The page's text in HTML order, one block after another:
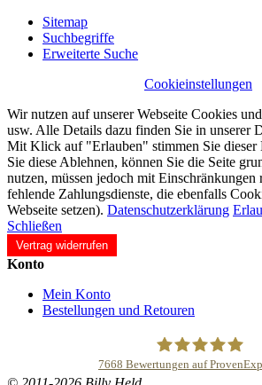
Sitemap
Suchbegriffe
Erweiterte Suche
Cookieinstellungen
Wir nutzen auf unserer Webseite Cookies
usw. Alle Details dazu finden Sie in unserer
Mit Klick auf "Erlauben" stimmen Sie dieser
Sie diese Ablehnen, können Sie die Seite
nutzen, müssen jedoch mit Einschränkungen
fehlende Zahlungsdienste, die ebenfalls
Webseite setzen). Datenschutzerklärung
Schließen
Vertrag widerrufen
Konto
Mein Konto
Bestellungen und Retouren
7668 Bewertungen auf